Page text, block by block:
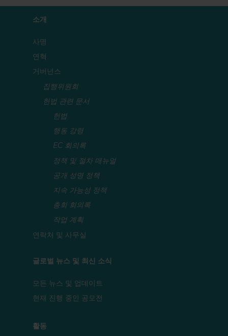
소개
사명
연혁
거버넌스
집행위원회
헌법 관련 문서
헌법
행동 강령
EC 회의록
정책 및 절차 매뉴얼
공개 성명 정책
지속 가능성 정책
총회 회의록
작업 계획
연락처 및 사무실
글로벌 뉴스 및 최신 소식
모든 뉴스 및 업데이트
현재 진행 중인 공모전
활동